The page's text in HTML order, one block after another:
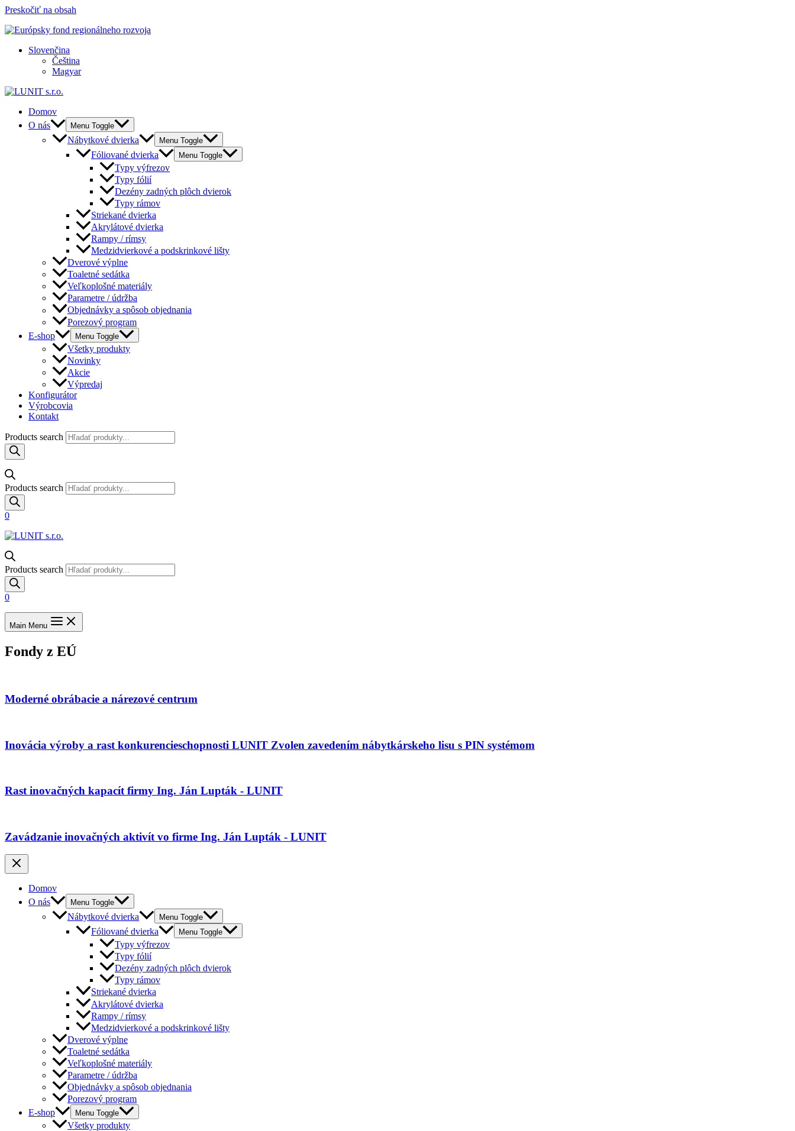
Preskočiť na obsah
Slovenčina
Čeština
Magyar
Domov
O nás
Menu Toggle
Nábytkové dvierka Menu Toggle
Fóliované dvierka Menu Toggle
Typy výfrezov
Typy fólií
Dezény zadných plôch dvierok
Typy rámov
Striekané dvierka
Akrylátové dvierka
Rampy / rímsy
Medzidvierkové a podskrinkové lišty
Dverové výplne
Toaletné sedátka
Veľkoplošné materiály
Parametre / údržba
Objednávky a spôsob objednania
Porezový program
E-shop
Menu Toggle
Všetky produkty
Novinky
Akcie
Výpredaj
Konfigurátor
Výrobcovia
Kontakt
Products search
Products search
0
Products search
0
Main Menu
Fondy z EÚ
Moderné obrábacie a nárezové centrum
Inovácia výroby a rast konkurencieschopnosti LUNIT Zvolen zavedením nábytkárskeho lisu s PIN systémom
Rast inovačných kapacít firmy Ing. Ján Lupták - LUNIT
Zavádzanie inovačných aktivít vo firme Ing. Ján Lupták - LUNIT
Domov
O nás
Menu Toggle
Nábytkové dvierka Menu Toggle
Fóliované dvierka Menu Toggle
Typy výfrezov
Typy fólií
Dezény zadných plôch dvierok
Typy rámov
Striekané dvierka
Akrylátové dvierka
Rampy / rímsy
Medzidvierkové a podskrinkové lišty
Dverové výplne
Toaletné sedátka
Veľkoplošné materiály
Parametre / údržba
Objednávky a spôsob objednania
Porezový program
E-shop
Menu Toggle
Všetky produkty